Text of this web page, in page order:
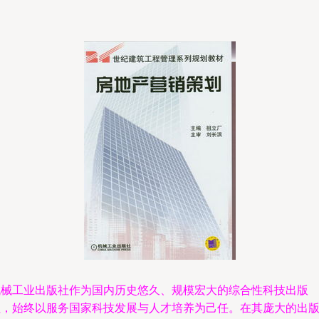
工业出版社作为国内历史悠久、规模宏大的综合性科技出版
始终以服务国家科技发展与人才培养为己任。在其庞大的出版